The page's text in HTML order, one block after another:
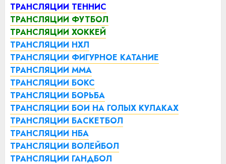
ТРАНСЛЯЦИИ ТЕННИС
ТРАНСЛЯЦИИ ФУТБОЛ
ТРАНСЛЯЦИИ ХОККЕЙ
ТРАНСЛЯЦИИ НХЛ
ТРАНСЛЯЦИИ ФИГУРНОЕ КАТАНИЕ
ТРАНСЛЯЦИИ ММА
ТРАНСЛЯЦИИ БОКС
ТРАНСЛЯЦИИ БОРЬБА
ТРАНСЛЯЦИИ БОИ НА ГОЛЫХ КУЛАКАХ
ТРАНСЛЯЦИИ БАСКЕТБОЛ
ТРАНСЛЯЦИИ НБА
ТРАНСЛЯЦИИ ВОЛЕЙБОЛ
ТРАНСЛЯЦИИ ГАНДБОЛ